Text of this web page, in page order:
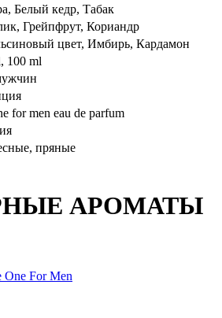
Белый кедр, Табак
Грейпфрут, Кориандр
цвет, Имбирь, Кардамон
100 ml
for men eau de parfum
пряные
АРОМАТЫ